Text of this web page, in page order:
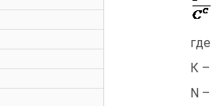
К –
N